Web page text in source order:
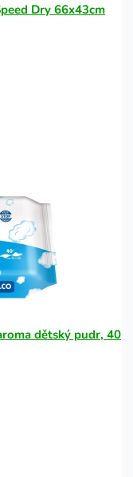
Dry 66x43cm
dětský pudr, 40